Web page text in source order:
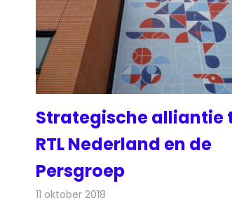
Strategische alliantie
RTL Nederland en de
Persgroep
11 oktober 2018